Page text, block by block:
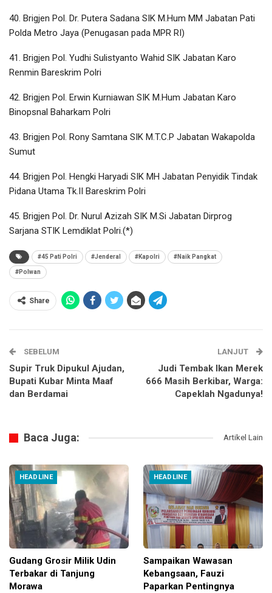
40. Brigjen Pol. Dr. Putera Sadana SIK M.Hum MM Jabatan Pati
Polda Metro Jaya (Penugasan pada MPR RI)
41. Brigjen Pol. Yudhi Sulistyanto Wahid SIK Jabatan Karo
Renmin Bareskrim Polri
42. Brigjen Pol. Erwin Kurniawan SIK M.Hum Jabatan Karo
Binopsnal Baharkam Polri
43. Brigjen Pol. Rony Samtana SIK M.T.C.P Jabatan Wakapolda
Sumut
44. Brigjen Pol. Hengki Haryadi SIK MH Jabatan Penyidik Tindak
Pidana Utama Tk.II Bareskrim Polri
45. Brigjen Pol. Dr. Nurul Azizah SIK M.Si Jabatan Dirprog
Sarjana STIK Lemdiklat Polri.(*)
#45 Pati Polri #Jenderal #Kapolri #Naik Pangkat
#Polwan
Share
SEBELUM
Supir Truk Dipukul Ajudan,
Bupati Kubar Minta Maaf
dan Berdamai
LANJUT
Judi Tembak Ikan Merek
666 Masih Berkibar, Warga:
Capeklah Ngadunya!
Baca Juga: Artikel Lain
HEADLINE
Gudang Grosir Milik Udin
Terbakar di Tanjung
Morawa
HEADLINE
Sampaikan Wawasan
Kebangsaan, Fauzi
Paparkan Pentingnya